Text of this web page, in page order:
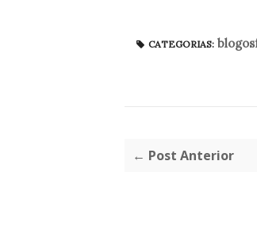
CATEGORIAS:
← Post Anterior